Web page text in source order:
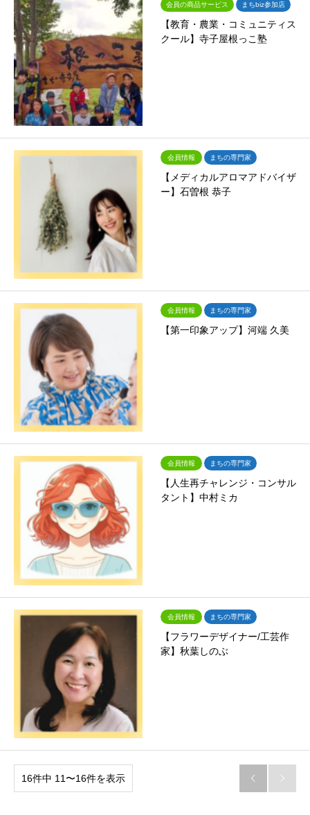
会員の商品サービス まちbiz参加店
【教育・農業・コミュニティス
クール】寺子屋根っこ塾
会員情報 まちの専門家
【メディカルアロマアドバイザ
ー】石曽根 恭子
会員情報 まちの専門家
【第一印象アップ】河端 久美
会員情報 まちの専門家
【人生再チャレンジ・コンサル
タント】中村ミカ
会員情報 まちの専門家
【フラワーデザイナー/工芸作
家】秋葉しのぶ
16件中 11〜16件を表示  